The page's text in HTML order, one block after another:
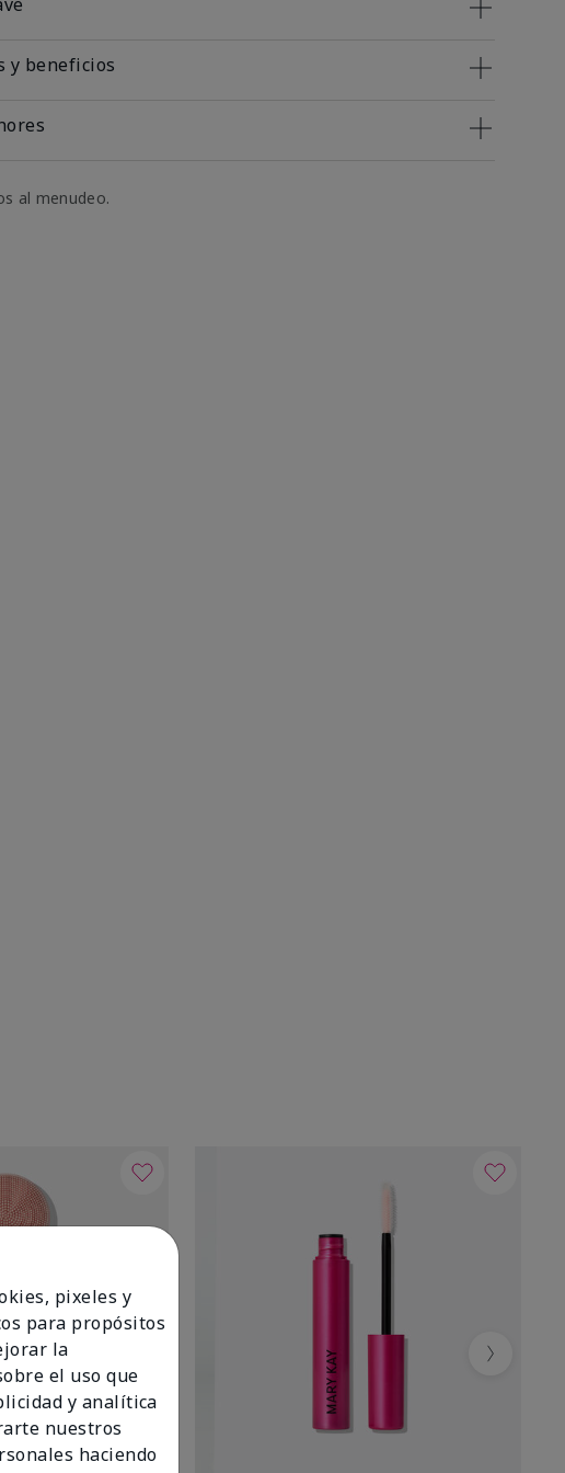
y beneficios
al menudeo.
Next
pixeles y
para propósitos
la
el uso que
y analítica
nuestros
haciendo